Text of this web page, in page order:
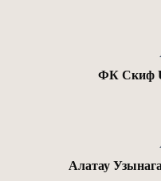
ФК Скиф
Алатау